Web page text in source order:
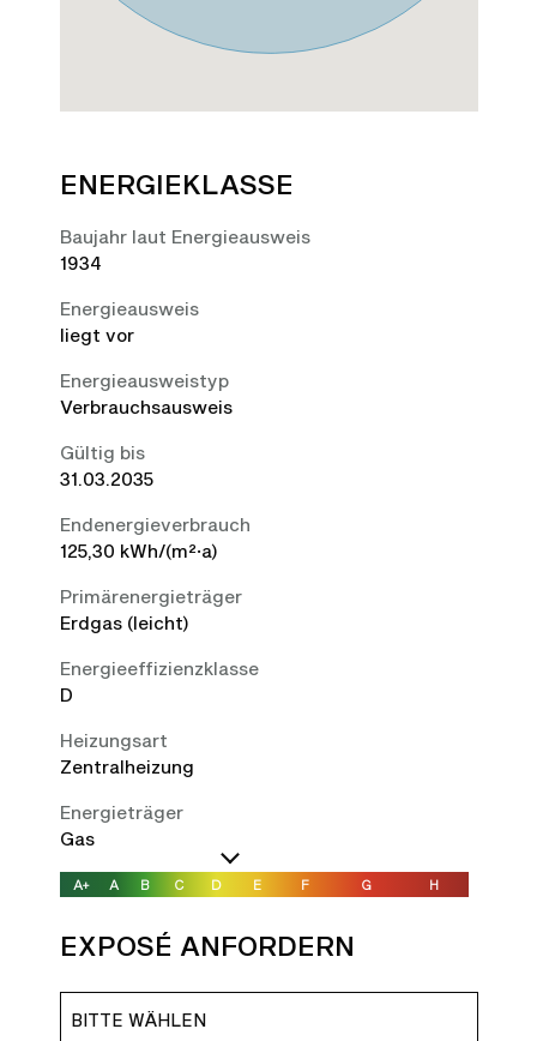
ENERGIEKLASSE
Baujahr laut Energieausweis
1934
Energieausweis
liegt vor
Energie­ausweistyp
Verbrauchsausweis
Gültig bis
31.03.2035
Endenergieverbrauch
125,30 kWh/(m²·a)
Primärenergieträger
Erdgas (leicht)
Energieeffizienzklasse
D
Heizungsart
Zentralheizung
Energieträger
Gas
A+ A B C D E F G H
EXPOSÉ ANFORDERN